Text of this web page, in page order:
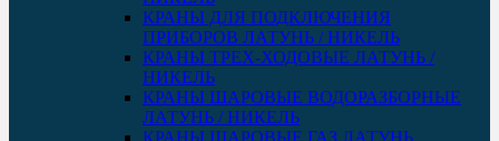
КРАНЫ ДЛЯ ПОДКЛЮЧЕНИЯ
ПРИБОРОВ ЛАТУНЬ / НИКЕЛЬ
КРАНЫ ТРЕХ-ХОДОВЫЕ ЛАТУНЬ /
НИКЕЛЬ
КРАНЫ ШАРОВЫЕ ВОДОРАЗБОРНЫЕ
ЛАТУНЬ / НИКЕЛЬ
КРАНЫ ШАРОВЫЕ ГАЗ ЛАТУНЬ